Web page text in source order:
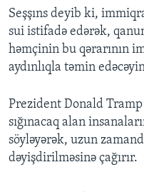
Seşşıns deyib ki,
sui istifadə edərək,
həmçinin bu qərarının
aydınlıqla təmin
Prezident Donald
sığınacaq alan
söyləyərək, uzun
dəyişdirilməsinə çağırır.